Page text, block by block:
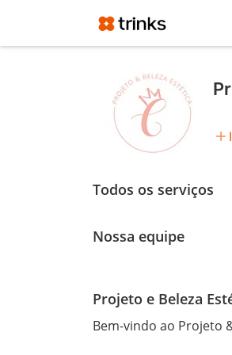
add
Todos os serviços
Nossa equipe
Projeto e Beleza
Bem-vindo ao Projeto